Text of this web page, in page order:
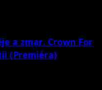
a zmar. Crown For
(Premiéra)